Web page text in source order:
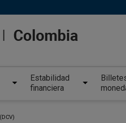
Estabilidad
financiera